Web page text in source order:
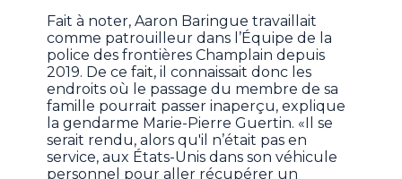
Fait à noter, Aaron Baringue travaillait
comme patrouilleur dans l’Équipe de la
police des frontières Champlain depuis
2019. De ce fait, il connaissait donc les
endroits où le passage du membre de sa
famille pourrait passer inaperçu, explique
la gendarme Marie-Pierre Guertin. «Il se
serait rendu, alors qu'il n’était pas en
service, aux États-Unis dans son véhicule
personnel pour aller récupérer un